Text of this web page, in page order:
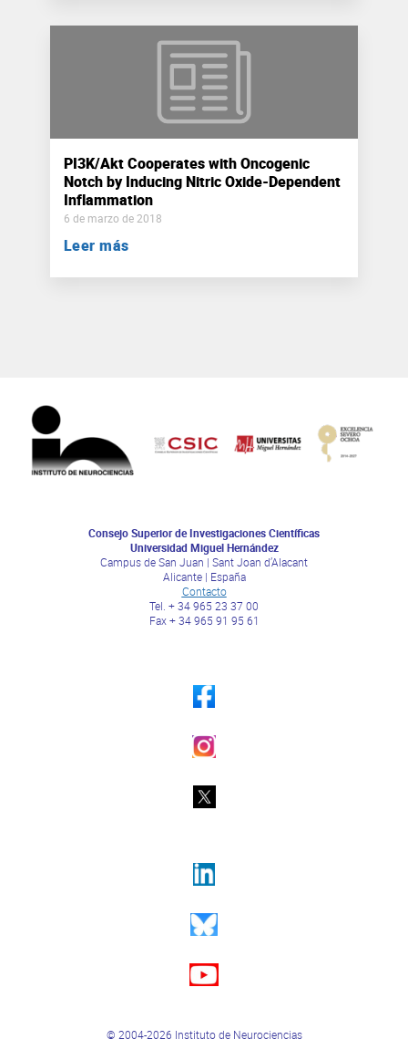
PI3K/Akt Cooperates with Oncogenic
Notch by Inducing Nitric Oxide-Dependent
Inflammation
6 de marzo de 2018
Leer más
Consejo Superior de Investigaciones Científicas
Universidad Miguel Hernández
Campus de San Juan | Sant Joan d’Alacant
Alicante | España
Contacto
Tel. + 34 965 23 37 00
Fax + 34 965 91 95 61
© 2004-2026 Instituto de Neurociencias